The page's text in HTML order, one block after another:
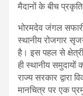
मैदानों के बीच
भोरमदेव जंगल
स्थानीय रोजगार
है। इस पहल से
ही स्थानीय समुदायों
राज्य सरकार द्वारा
मानचित्र पर एक